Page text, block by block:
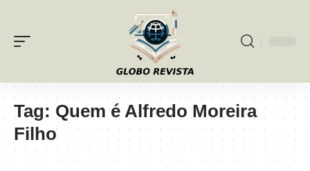
Tag: Quem é Alfredo Moreira
Filho